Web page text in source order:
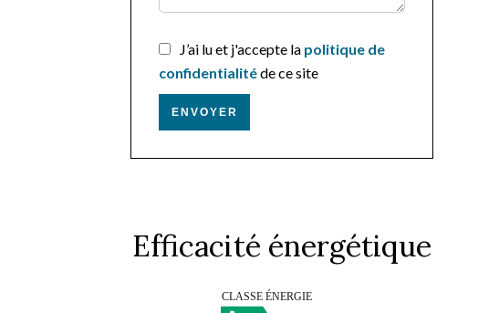
J’ai lu et j'accepte la politique de
confidentialitéde ce site
ENVOYER
Efficacité énergétique